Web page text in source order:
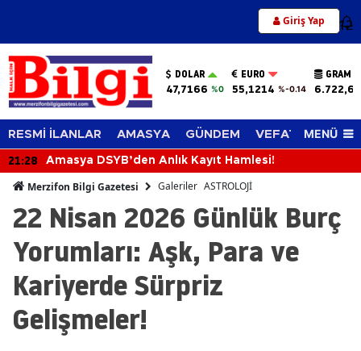
Giriş Yap 12
DOLAR
47,7166 %0
EURO
55,1214 %-0.14
GRAM
6.722,65
RESMİ İLANLAR AMASYA GÜNDEM VEFAT EDENLER
MENÜ
20:49 Merzifon’da Gübre Bayilerine Sıkı Denetim
Merzifon Bilgi Gazetesi Galeriler ASTROLOJİ
22 Nisan 2026 Günlük Burç
Yorumları: Aşk, Para ve
Kariyerde Sürpriz
Gelişmeler!